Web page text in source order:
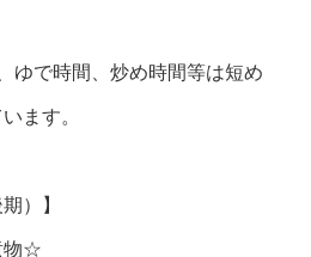
ゆで時間、炒め時間等は短め
ます。
）】
物☆